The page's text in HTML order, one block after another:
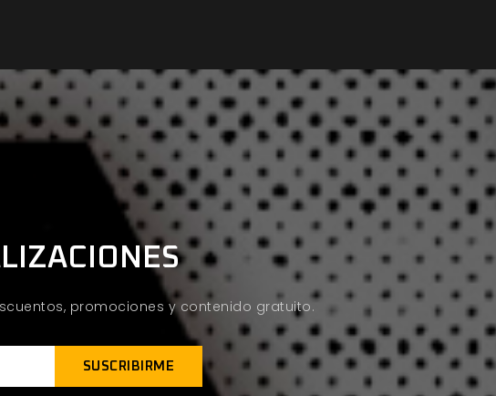
promociones y contenido gratuito.